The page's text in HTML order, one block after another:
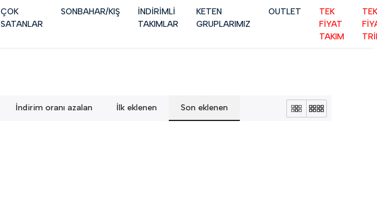
ÇOK
SATANLAR
SONBAHAR/KIŞ
İNDİRİMLİ
TAKIMLAR
KETEN
GRUPLARIMIZ
OUTLET
TEK
FİYAT
TAKIM
TEK
İndirim oranı azalan İlk eklenen Son eklenen